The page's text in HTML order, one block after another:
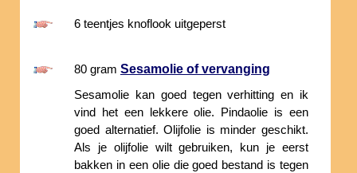
6 teentjes knoflook uitgeperst
80 gram Sesamolie of vervanging
Sesamolie kan goed tegen verhitting en ik
vind het een lekkere olie. Pindaolie is een
goed alternatief. Olijfolie is minder geschikt.
Als je olijfolie wilt gebruiken, kun je eerst
bakken in een olie die goed bestand is tegen